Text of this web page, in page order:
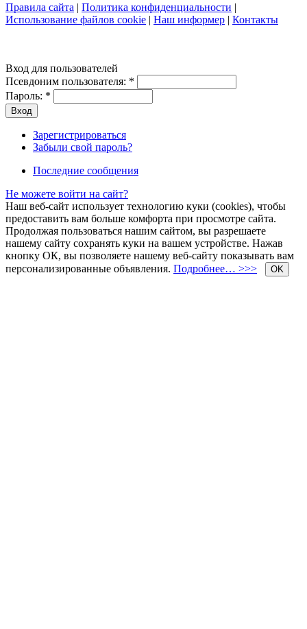
Правила сайта | Политика конфиденциальности |
Использование файлов cookie | Наш информер | Контакты
Вход для пользователей
Псевдоним пользователя: *
Пароль: *
Зарегистрироваться
Забыли свой пароль?
Последние сообщения
Не можете войти на сайт?
Наш веб-сайт использует технологию куки (cookies), чтобы
предоставить вам больше комфорта при просмотре сайта.
Продолжая пользоваться нашим сайтом, вы разрешаете
нашему сайту сохранять куки на вашем устройстве. Нажав
кнопку ОК, вы позволяете нашему веб-сайту показывать вам
персонализированные объявления. Подробнее… >>> OK